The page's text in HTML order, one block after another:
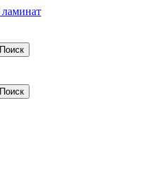
Поиск
Поиск